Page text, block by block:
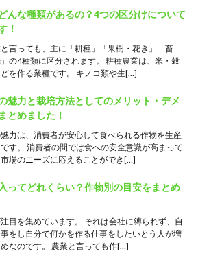
んな種類があるの？4つの区分けについて
！
言っても、主に「耕種」「果樹・花き」「畜
の4種類に区分されます。 耕種農業は、米・穀
を作る業種です。 キノコ類や生[…]
魅力と栽培方法としてのメリット・デメ
とめました！
力は、消費者が安心して食べられる作物を生産
す。 消費者の間では食への安全意識が高まって
場のニーズに応えることができ[…]
ってどれくらい？作物別の目安をまとめ
目を集めています。 それは会社に縛られず、自
をし自分で何かを作る仕事をしたいとう人が増
なのです。 農業と言っても作[…]